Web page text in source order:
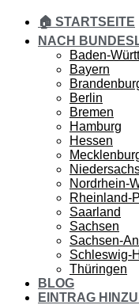
🏠 STARTSEITE
NACH
Baden-
Bayern
Berlin
Bremen
Hamburg
Hessen
Nordrhein-
Rheinland-
Saarland
Sachsen
Sachsen-
Schleswig-
Thüringen
BLOG
EINTRAG